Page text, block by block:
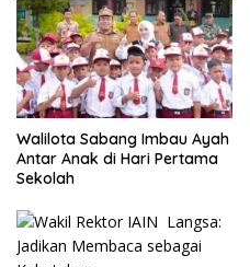
Walilota Sabang Imbau Ayah
Antar Anak di Hari Pertama
Sekolah